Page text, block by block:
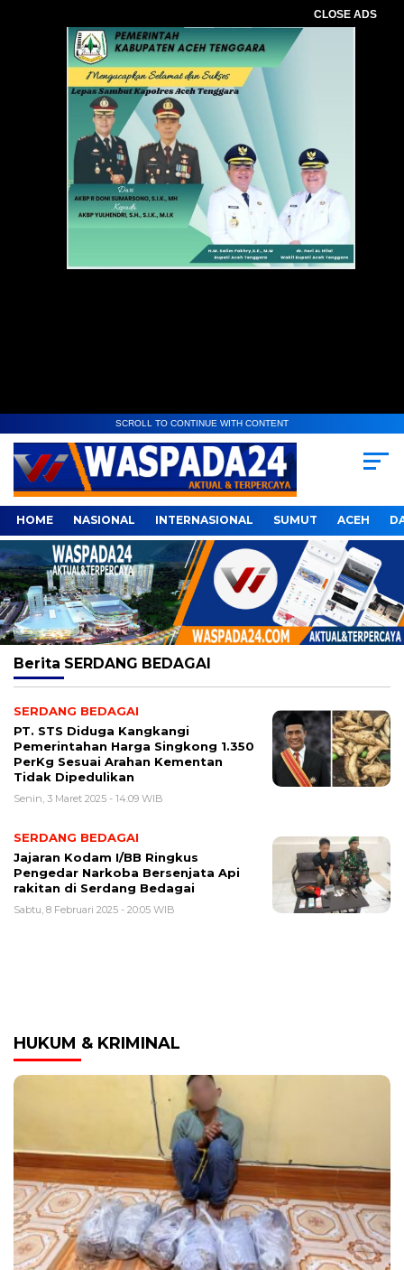
CLOSE ADS
SCROLL TO CONTINUE WITH CONTENT
HOME NASIONAL INTERNASIONAL SUMUT ACEH
Berita SERDANG BEDAGAI
SERDANG BEDAGAI
PT. STS Diduga Kangkangi
Pemerintahan Harga Singkong 1.350
PerKg Sesuai Arahan Kementan
Tidak Dipedulikan
Senin, 3 Maret 2025 - 14:09 WIB
SERDANG BEDAGAI
Jajaran Kodam I/BB Ringkus
Pengedar Narkoba Bersenjata Api
rakitan di Serdang Bedagai
Sabtu, 8 Februari 2025 - 20:05 WIB
HUKUM & KRIMINAL